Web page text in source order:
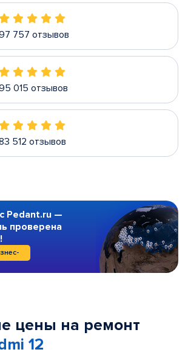
757 отзывов
015 отзывов
512 отзывов
Pedant.ru —
проверена
цены на ремонт
12